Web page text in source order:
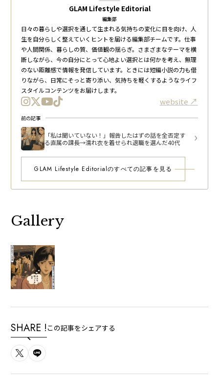
GLAM Lifestyle Editorial
編集部
日々の暮らしや選択を通して生まれる気持ちの変化に目を向け、人
生を自分らしく整えていくヒントを届ける編集部チームです。仕事
や人間関係、暮らしの質、価値観の揺らぎ。さまざまなテーマを横
断しながら、今の自分にとって心地よい選択とは何かを考え、無理
のない距離感で情報を発信しています。ときには短編小説の力も借
りながら、日常にそっと寄り添い、気持ちを軽くするようなライフ
スタイルコンテンツをお届けします。
website
前の記事
「私は聞いていない！」報告したはずの話を全否定す
る直属の課長→濡れ衣を着せられ退職を選んだ40代
GLAM Lifestyle Editorialのすべての記事を見る
Gallery
SHARE ! この記事をシェアする